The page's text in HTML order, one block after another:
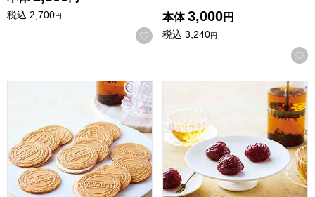
税込 2,700円
お気に入りに登録する
本体 3,000円
税込 3,240円
東京風月堂 ゴーフレット(48枚入)【年間ギフト】
東京風月堂 マロングラッセ